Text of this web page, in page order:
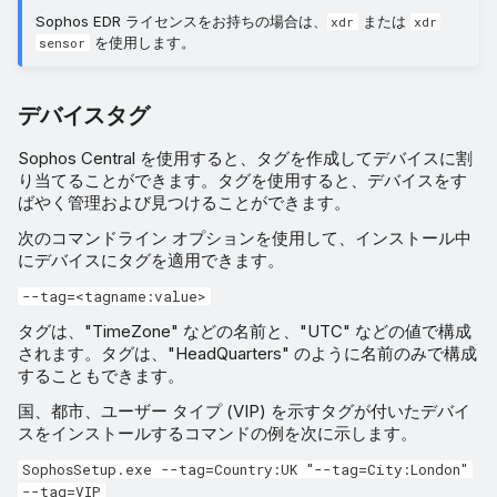
Sophos EDR ライセンスをお持ちの場合は、 xdr または xdr
sensor
を使用します。
デバイスタグ
Sophos Central を使用すると、タグを作成してデバイスに割
り当てることができます。タグを使用すると、デバイスをす
ばやく管理および見つけることができます。
次のコマンドライン オプションを使用して、インストール中
にデバイスにタグを適用できます。
--tag=<tagname:value>
タグは、"TimeZone" などの名前と、"UTC" などの値で構成
されます。タグは、"HeadQuarters" のように名前のみで構成
することもできます。
国、都市、ユーザー タイプ (VIP) を示すタグが付いたデバイ
スをインストールするコマンドの例を次に示します。
SophosSetup.exe --tag=Country:UK "--tag=City:London"
--tag=VIP